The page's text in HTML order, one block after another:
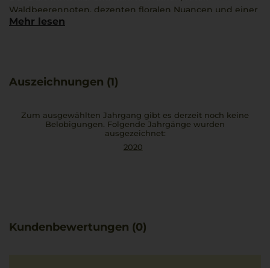
Waldbeerennoten, dezenten floralen Nuancen und einer
feinen Würze. Am Gaumen zeigt sich die Stilistik filigran,
Das Weingut Ignaz Niedrist verfolgt seit Jahren eine
Ausbau, die sich in diesem Blauburgunder gut
widerspiegeln. Passend dazu ist ein Gericht mit
Kalbfleisch und einer Thunfischcreme.
Mehr lesen
Auszeichnungen (1)
Zum ausgewählten Jahrgang gibt es derzeit noch keine
Belobigungen. Folgende Jahrgänge wurden
ausgezeichnet:
2020
Kundenbewertungen (0)